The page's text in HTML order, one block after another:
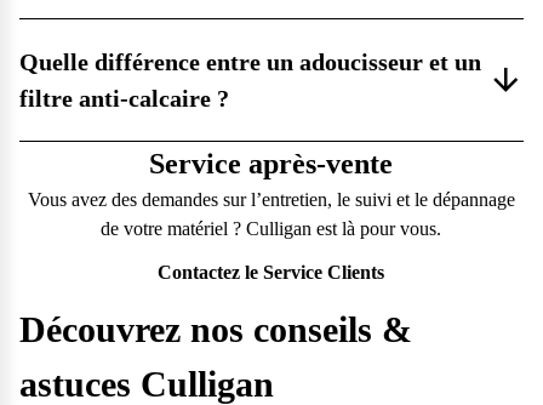
Quelle différence entre un adoucisseur et un
filtre anti-calcaire ?
Service après-vente
Vous avez des demandes sur l’entretien, le suivi et le dépannage
de votre matériel ? Culligan est là pour vous.
Contactez le Service Clients
Découvrez nos conseils &
astuces Culligan